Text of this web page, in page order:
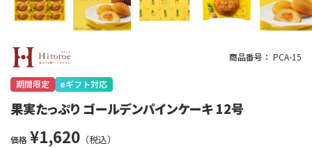
商品番号 PCA-15
期間限定 eギフト対応
果実たっぷり ゴールデンパインケーキ 12号
価格 ¥1,620